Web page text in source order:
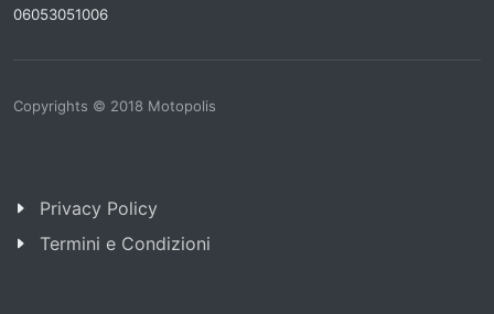
06053051006
Copyrights © 2018 Motopolis
Piè di pagina
Privacy Policy
Termini e Condizioni